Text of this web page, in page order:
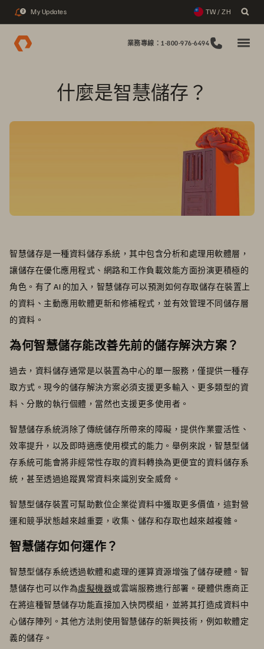
2 My Updates TW / ZH
業務專線：1-800-976-6494
什麼是智慧儲存？
智慧儲存是一種資料儲存系統，其中包含分析和處理用軟體層，
讓儲存在優化應用程式、網路和工作負載效能方面扮演更積極的
角色。有了 AI 的加入，智慧儲存可以預測如何存取儲存在裝置上
的資料、主動應用軟體更新和修補程式，並有效管理不同儲存層
的資料。
為何智慧儲存能改善先前的儲存解決方案？
過去，資料儲存通常是以裝置為中心的單一服務，僅提供一種存
取方式。現今的儲存解決方案必須支援更多輸入、更多類型的資
料、分散的執行個體，當然也支援更多使用者。
智慧儲存系統消除了傳統儲存所帶來的障礙，提供作業靈活性、
效率提升，以及即時適應使用模式的能力。舉例來說，智慧型儲
存系統可能會將非經常性存取的資料轉換為更便宜的資料儲存系
統，甚至透過追蹤異常資料來識別安全威脅。
智慧型儲存裝置可幫助數位企業從資料中獲取更多價值，這對營
運和競爭狀態越來越重要，收集、儲存和存取也越來越複雜。
智慧儲存如何運作？
智慧型儲存系統透過軟體和處理的運算資源增強了儲存硬體。智
慧儲存也可以作為虛擬機器或雲端服務進行部署。硬體供應商正
在將這種智慧儲存功能直接加入快閃模組，並將其打造成資料中
心儲存陣列。其他方法則使用智慧儲存的新興技術，例如軟體定
義的儲存。